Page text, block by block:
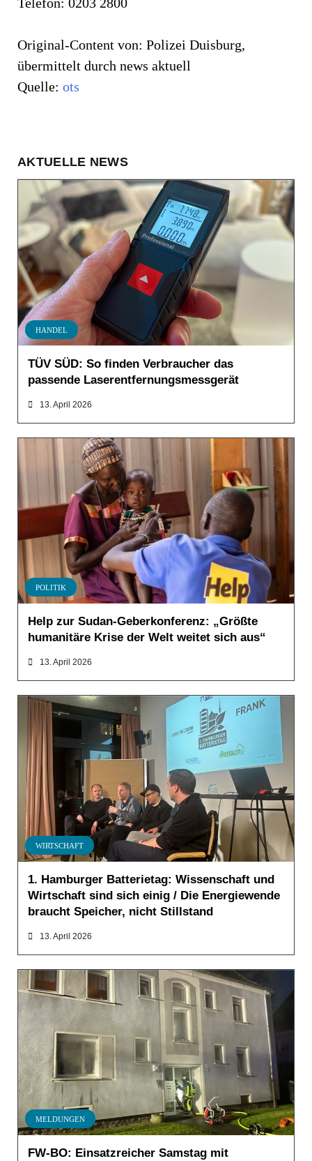
Original-Content von: Polizei Duisburg,
übermittelt durch news aktuell
Quelle: ots
AKTUELLE NEWS
HANDEL
TÜV SÜD: So finden Verbraucher das
passende Laserentfernungsmessgerät
13. April 2026
POLITIK
Help zur Sudan-Geberkonferenz: „Größte
humanitäre Krise der Welt weitet sich aus“
13. April 2026
WIRTSCHAFT
1. Hamburger Batterietag: Wissenschaft und
Wirtschaft sind sich einig / Die Energiewende
braucht Speicher, nicht Stillstand
13. April 2026
MELDUNGEN
FW-BO: Einsatzreicher Samstag mit